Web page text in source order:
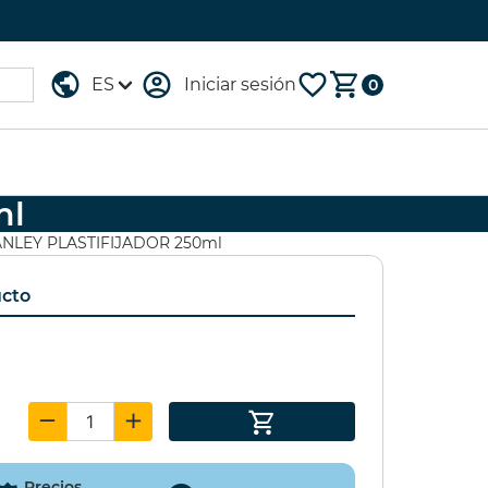
96
€ (15%)
GESSO
LEFRANC&BOURGEOIS
16,60 € (20%)
Iniciar sesión 0
PLASTIFIJADOR 250ml